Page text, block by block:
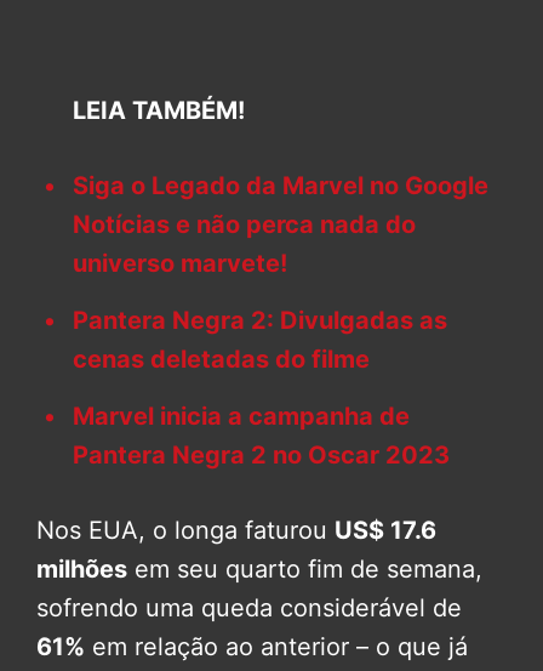
LEIA TAMBÉM!
Siga o Legado da Marvel no Google
Notícias e não perca nada do
universo marvete!
Pantera Negra 2: Divulgadas as
cenas deletadas do filme
Marvel inicia a campanha de
Pantera Negra 2 no Oscar 2023
Nos EUA, o longa faturou US$ 17.6
milhões em seu quarto fim de semana,
sofrendo uma queda considerável de
61% em relação ao anterior – o que já